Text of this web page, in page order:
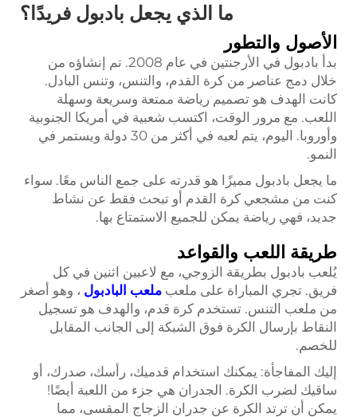
ما الذي يجعل بادبول فريدًا؟
الأصول والتطور
بدأ بادبول في الأرجنتين في عام 2008. تم إنشاؤه من
خلال دمج عناصر من كرة القدم، والتنس، وتنس البادل.
كانت الهدف هو تصميم رياضة ممتعة وسريعة وسهلة
اللعب. مع مرور الوقت، اكتسب شعبية في أمريكا الجنوبية
وأوروبا. اليوم، يتم لعبه في أكثر من 30 دولة ويستمر في
النمو.
ما يجعل بادبول مميزًا هو قدرته على جمع الناس معًا. سواء
كنت من مشجعي كرة القدم أو تبحث فقط عن نشاط
جديد، فهي رياضة يمكن للجميع الاستمتاع بها.
طريقة اللعب والقواعد
يُلعب بادبول بطريقة الزوجي، مع لاعبين اثنين في كل
فريق. تجري المباراة على ملعب ملعب البادبول ، وهو أصغر
من ملعب التنس. تستخدم كرة قدم، والهدف هو تسجيل
النقاط بإرسال الكرة فوق الشبكة إلى الجانب المقابل
للخصم.
إليك المفاجأة: يمكنك استخدام قدميك، رأسك، صدرك، أو
ساقيك لضرب الكرة. الجدران هي جزء من اللعبة أيضًا!
يمكن أن ترتد الكرة عن جدران الزجاج المقسى، مما